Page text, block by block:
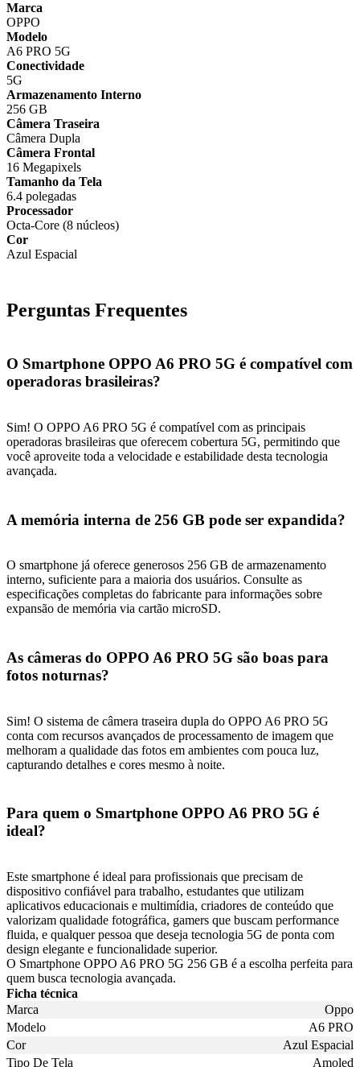
Marca
OPPO
Modelo
A6 PRO 5G
Conectividade
5G
Armazenamento Interno
256 GB
Câmera Traseira
Câmera Dupla
Câmera Frontal
16 Megapixels
Tamanho da Tela
6.4 polegadas
Processador
Octa-Core (8 núcleos)
Cor
Azul Espacial
Perguntas Frequentes
O Smartphone OPPO A6 PRO 5G é compatível com
operadoras brasileiras?
Sim! O OPPO A6 PRO 5G é compatível com as principais
operadoras brasileiras que oferecem cobertura 5G, permitindo que
você aproveite toda a velocidade e estabilidade desta tecnologia
avançada.
A memória interna de 256 GB pode ser expandida?
O smartphone já oferece generosos 256 GB de armazenamento
interno, suficiente para a maioria dos usuários. Consulte as
especificações completas do fabricante para informações sobre
expansão de memória via cartão microSD.
As câmeras do OPPO A6 PRO 5G são boas para
fotos noturnas?
Sim! O sistema de câmera traseira dupla do OPPO A6 PRO 5G
conta com recursos avançados de processamento de imagem que
melhoram a qualidade das fotos em ambientes com pouca luz,
capturando detalhes e cores mesmo à noite.
Para quem o Smartphone OPPO A6 PRO 5G é
ideal?
Este smartphone é ideal para profissionais que precisam de
dispositivo confiável para trabalho, estudantes que utilizam
aplicativos educacionais e multimídia, criadores de conteúdo que
valorizam qualidade fotográfica, gamers que buscam performance
fluida, e qualquer pessoa que deseja tecnologia 5G de ponta com
design elegante e funcionalidade superior.
O Smartphone OPPO A6 PRO 5G 256 GB é a escolha perfeita para
quem busca tecnologia avançada.
Ficha técnica
Marca
Oppo
Modelo
A6 PRO
Cor
Azul Espacial
Tipo De Tela
Amoled